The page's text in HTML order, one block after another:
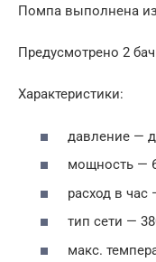
Помпа выполнена
Предусмотрено 2
Характеристики:
давление —
мощность —
расход в час
тип сети —
макс.